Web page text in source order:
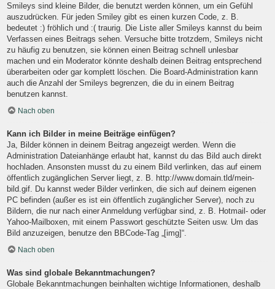
Smileys sind kleine Bilder, die benutzt werden können, um ein Gefühl
auszudrücken. Für jeden Smiley gibt es einen kurzen Code, z. B.
bedeutet :) fröhlich und :( traurig. Die Liste aller Smileys kannst du beim
Verfassen eines Beitrags sehen. Versuche bitte trotzdem, Smileys nicht
zu häufig zu benutzen, sie können einen Beitrag schnell unlesbar
machen und ein Moderator könnte deshalb deinen Beitrag entsprechend
überarbeiten oder gar komplett löschen. Die Board-Administration kann
auch die Anzahl der Smileys begrenzen, die du in einem Beitrag
benutzen kannst.
Nach oben
Kann ich Bilder in meine Beiträge einfügen?
Ja, Bilder können in deinem Beitrag angezeigt werden. Wenn die
Administration Dateianhänge erlaubt hat, kannst du das Bild auch direkt
hochladen. Ansonsten musst du zu einem Bild verlinken, das auf einem
öffentlich zugänglichen Server liegt, z. B. http://www.domain.tld/mein-
bild.gif. Du kannst weder Bilder verlinken, die sich auf deinem eigenen
PC befinden (außer es ist ein öffentlich zugänglicher Server), noch zu
Bildern, die nur nach einer Anmeldung verfügbar sind, z. B. Hotmail- oder
Yahoo-Mailboxen, mit einem Passwort geschützte Seiten usw. Um das
Bild anzuzeigen, benutze den BBCode-Tag „[img]“.
Nach oben
Was sind globale Bekanntmachungen?
Globale Bekanntmachungen beinhalten wichtige Informationen, deshalb